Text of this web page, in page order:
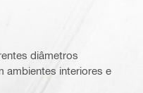
diâmetros
ambientes interiores e